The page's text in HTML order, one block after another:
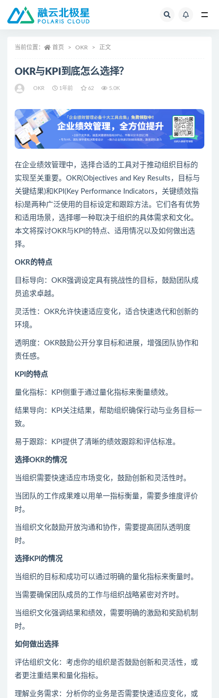
当前位置： 首页 OKR 正文
OKR与KPI到底怎么选择？
OKR 1年前 62 5.0K
在企业绩效管理中，选择合适的工具对于推动组织目标的
实现至关重要。OKR(Objectives and Key Results，目标与
关键结果)和KPI(Key Performance Indicators，关键绩效指
标)是两种广泛使用的目标设定和跟踪方法。它们各有优势
和适用场景，选择哪一种取决于组织的具体需求和文化。
本文将探讨OKR与KPI的特点、适用情况以及如何做出选
择。
OKR的特点
目标导向：OKR强调设定具有挑战性的目标，鼓励团队成
员追求卓越。
灵活性：OKR允许快速适应变化，适合快速迭代和创新的
环境。
透明度：OKR鼓励公开分享目标和进展，增强团队协作和
责任感。
KPI的特点
量化指标：KPI侧重于通过量化指标来衡量绩效。
结果导向：KPI关注结果，帮助组织确保行动与业务目标一
致。
易于跟踪：KPI提供了清晰的绩效跟踪和评估标准。
选择OKR的情况
当组织需要快速适应市场变化，鼓励创新和灵活性时。
当团队的工作成果难以用单一指标衡量，需要多维度评价
时。
当组织文化鼓励开放沟通和协作，需要提高团队透明度
时。
选择KPI的情况
当组织的目标和成功可以通过明确的量化指标来衡量时。
当需要确保团队成员的工作与组织战略紧密对齐时。
当组织文化强调结果和绩效，需要明确的激励和奖励机制
时。
如何做出选择
评估组织文化：考虑你的组织是否鼓励创新和灵活性，或
者更注重结果和量化指标。
理解业务需求：分析你的业务是否需要快速适应变化，或